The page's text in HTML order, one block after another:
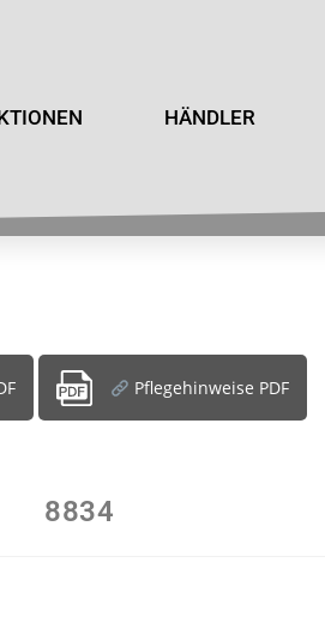
HÄNDLER
Pflegehinweise PDF
8834